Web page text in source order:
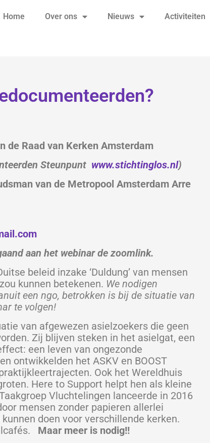
Home Over ons Nieuws Activiteiten
de Raad van Kerken Amsterdam
Steunpunt www.stichtinglos.nl)
van de Metropool Amsterdam Arre
aan het webinar de zoomlink.
beleid inzake ‘Duldung’ van mensen
kunnen betekenen. We nodigen
een ngo, betrokken is bij de situatie van
te volgen!
van afgewezen asielzoekers die geen
Zij blijven steken in het asielgat, een
een leven van ongezonde
ontwikkelden het ASKV en BOOST
Ook het Wereldhuis
Here to Support helpt hen als kleine
Vluchtelingen lanceerde in 2016
mensen zonder papieren allerlei
doen voor verschillende kerken.
Maar meer is nodig!!